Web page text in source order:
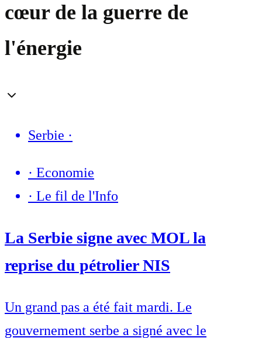
cœur de la guerre de
l'énergie
Serbie ·
· Economie
· Le fil de l'Info
La Serbie signe avec MOL la
reprise du pétrolier NIS
Un grand pas a été fait mardi. Le
gouvernement serbe a signé avec le